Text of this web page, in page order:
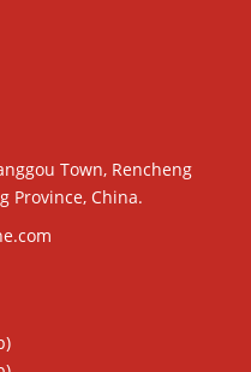
Town, Rencheng
Province, China.